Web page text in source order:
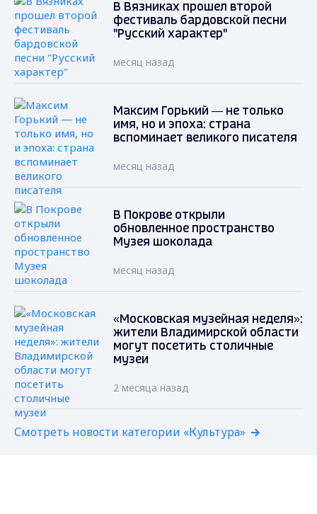
В Вязниках прошел второй
фестиваль бардовской песни
"Русский характер"
месяц назад
Максим Горький — не только
имя, но и эпоха: страна
вспоминает великого писателя
месяц назад
В Покрове открыли
обновленное пространство
Музея шоколада
месяц назад
«Московская музейная неделя»:
жители Владимирской области
могут посетить столичные
музеи
2 месяца назад
Смотреть новости категории «Культура»